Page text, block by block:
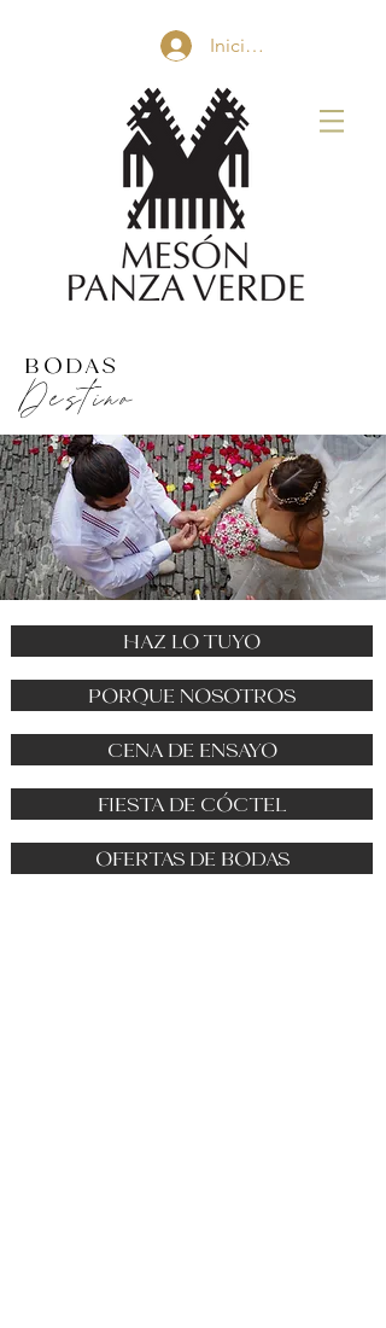
Iniciar sesión
BODAS
Destino
HAZ LO TUYO
PORQUE NOSOTROS
CENA DE ENSAYO
FIESTA DE CÓCTEL
OFERTAS DE BODAS